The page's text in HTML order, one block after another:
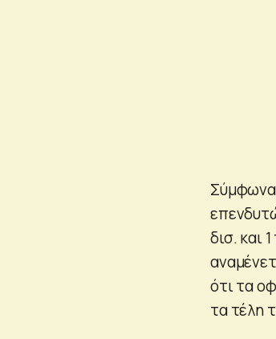
Σύμφωνα
δισ. και
ότι τα
τα τέλη